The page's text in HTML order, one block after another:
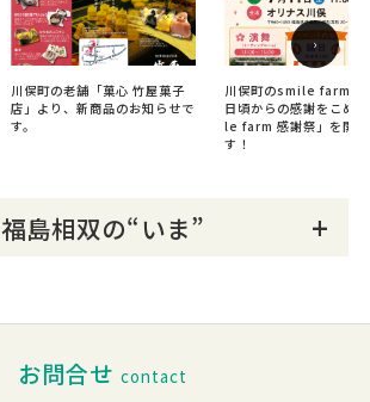
川俣町の老舗「菓心 竹屋菓子
店」より、新商品のお知らせで
す。
川俣町のsmile farmさ
日頃からの感謝をこめ
le farm 感謝祭」を開
す！
›
福島相双の“いま”
お問合せ contact